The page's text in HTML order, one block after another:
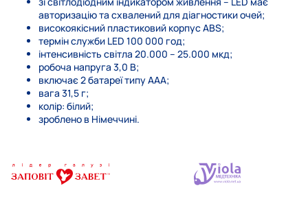
авторизацію та схвалений для діагностики очей;
високоякісний пластиковий корпус ABS;
термін служби LED 100 000 год;
інтенсивність світла 20.000 – 25.000 мкд;
робоча напруга 3,0 В;
включає 2 батареї типу ААА;
вага 31,5 г;
колір: білий;
зроблено в Німеччині.